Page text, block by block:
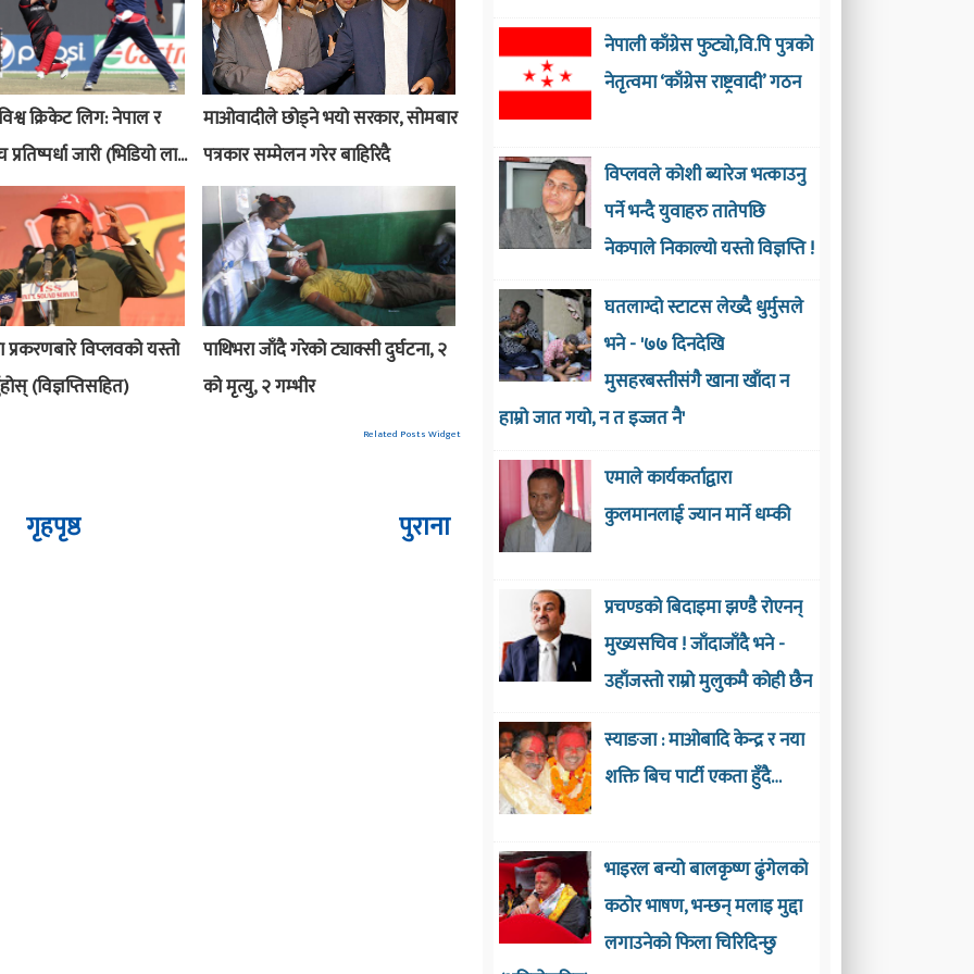
क्रिकेट लिग: नेपाल र
जारी (भिडियो ला...
माओवादीले छोड्ने भयो सरकार, सोमबार
पत्रकार सम्मेलन गरेर बाहिरिदै
प्रकरणबारे विप्लवको यस्तो
(विज्ञप्तिसहित)
पाथिभरा जाँदै गरेको ट्याक्सी दुर्घटना, २
को मृत्यु, २ गम्भीर
Related Posts Widget
पुराना
गृहपृष्ठ
नेपाली काँग्रेस फुट्यो,वि.पि पुत्रको
नेतृत्वमा ‘काँग्रेस राष्ट्रवादी’ गठन
विप्लवले कोशी ब्यारेज भत्काउनु
पर्ने भन्दै युवाहरु तातेपछि
नेकपाले निकाल्यो यस्तो विज्ञप्ति !
घतलाग्दो स्टाटस लेख्दै धुर्मुसले
भने - '७७ दिनदेखि
मुसहरबस्तीसंगै खाना खाँदा न
हाम्रो जात गयो, न त इज्जत नै'
एमाले कार्यकर्ताद्वारा
कुलमानलाई ज्यान मार्ने धम्की
प्रचण्डको बिदाइमा झण्डै रोएनन्
मुख्यसचिव ! जाँदाजाँदै भने -
उहाँजस्तो राम्रो मुलुकमै कोही छैन
स्याङजा : माओबादि केन्द्र र नया
शक्ति बिच पार्टी एकता हुँदै…
भाइरल बन्यो बालकृष्ण ढुंगेलको
कठोर भाषण, भन्छन् मलाइ मुद्दा
लगाउनेको फिला चिरिदिन्छु